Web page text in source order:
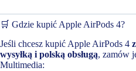
🛒 Gdzie kupić Apple AirPods 4?
Jeśli chcesz kupić Apple AirPods 4
wysyłką i polską obsługą, zamów
Multimedia: